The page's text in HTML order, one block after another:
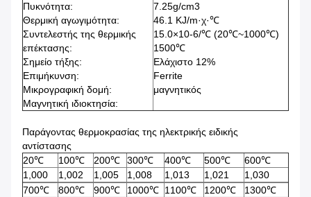
Πυκνότητα:
Θερμική αγωγιμότητα:
Συντελεστής της θερμικής
επέκτασης:
Σημείο τήξης:
Επιμήκυνση:
Μικρογραφική δομή:
Μαγνητική ιδιοκτησία:
7.25g/cm3
46.1 KJ/m·χ·℃
15.0×10-6/℃ (20℃~1000℃)
1500℃
Ελάχιστο 12%
Ferrite
μαγνητικός
Παράγοντας θερμοκρασίας της ηλεκτρικής ειδικής
αντίστασης
20℃
100℃ 200℃ 300℃ 400℃ 500℃
600℃
1,000
1,002 1,005 1,008 1,013 1,021
1,030
700℃
800℃ 900℃ 1000℃ 1100℃ 1200℃
1300℃